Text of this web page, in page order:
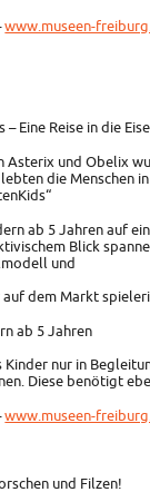
www.museen-
Eine Reise in die
Asterix und Obelix
die Menschen
ab 5 Jahren auf
Blick
und
dem Markt
ab 5 Jahren
Kinder nur in
Diese benötigt
www.museen-
und Filzen!